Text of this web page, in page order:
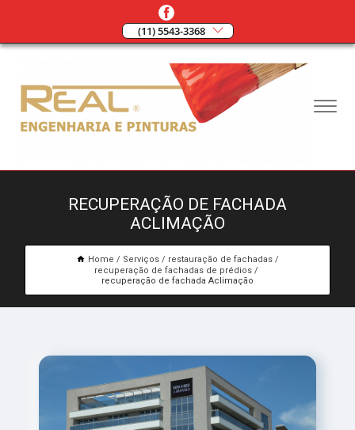
(11) 5543-3368
RECUPERAÇÃO DE FACHADA
ACLIMAÇÃO
Home Serviços
restauração de fachadas
recuperação de fachadas de prédios
recuperação de fachada Aclimação